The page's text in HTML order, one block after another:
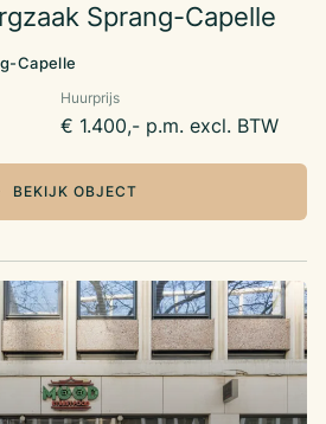
Sprang-Capelle
Capelle
Huurprijs
€ 1.400,- p.m. excl. BTW
BEKIJK OBJECT